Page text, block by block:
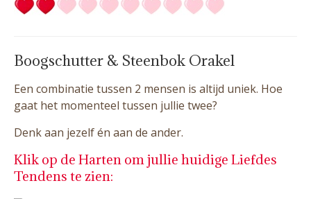
Boogschutter & Steenbok Orakel
Een combinatie tussen 2 mensen is altijd uniek. Hoe
gaat het momenteel tussen jullie twee?
Denk aan jezelf én aan de ander.
Klik op de Harten om jullie huidige Liefdes
Tendens te zien: